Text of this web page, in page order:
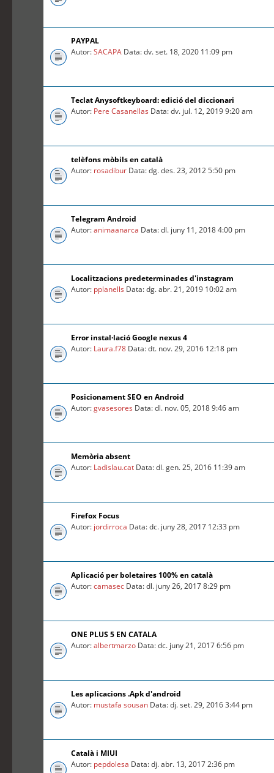
PAYPAL
Autor:SACAPA Data: dv. set. 18, 2020 11:09 pm
Teclat Anysoftkeyboard: edició del diccionari
Autor: Pere Casanellas Data: dv. jul. 12, 2019 9:20 am
telèfons mòbils en català
Autor: rosadibur Data: dg. des. 23, 2012 5:50 pm
Telegram Android
Autor:animaanarca Data: dl. juny 11, 2018 4:00 pm
Localitzacions predeterminades d'instagram
Autor: pplanells Data: dg. abr. 21, 2019 10:02 am
Error instal·lació Google nexus 4
Autor: Laura.f78 Data: dt. nov. 29, 2016 12:18 pm
Posicionament SEO en Android
Autor:gvasesores Data: dl. nov. 05, 2018 9:46 am
Memòria absent
Autor: Ladislau.cat Data: dl. gen. 25, 2016 11:39 am
Firefox Focus
Autor: jordirroca Data: dc. juny 28, 2017 12:33 pm
Aplicació per boletaires 100% en català
Autor:camasec Data: dl. juny 26, 2017 8:29 pm
ONE PLUS 5 EN CATALA
Autor:albertmarzo Data: dc. juny 21, 2017 6:56 pm
Les aplicacions .Apk d'android
Autor: mustafa sousan Data: dj. set. 29, 2016 3:44 pm
Català i MIUI
Autor: pepdolesa Data: dj. abr. 13, 2017 2:36 pm